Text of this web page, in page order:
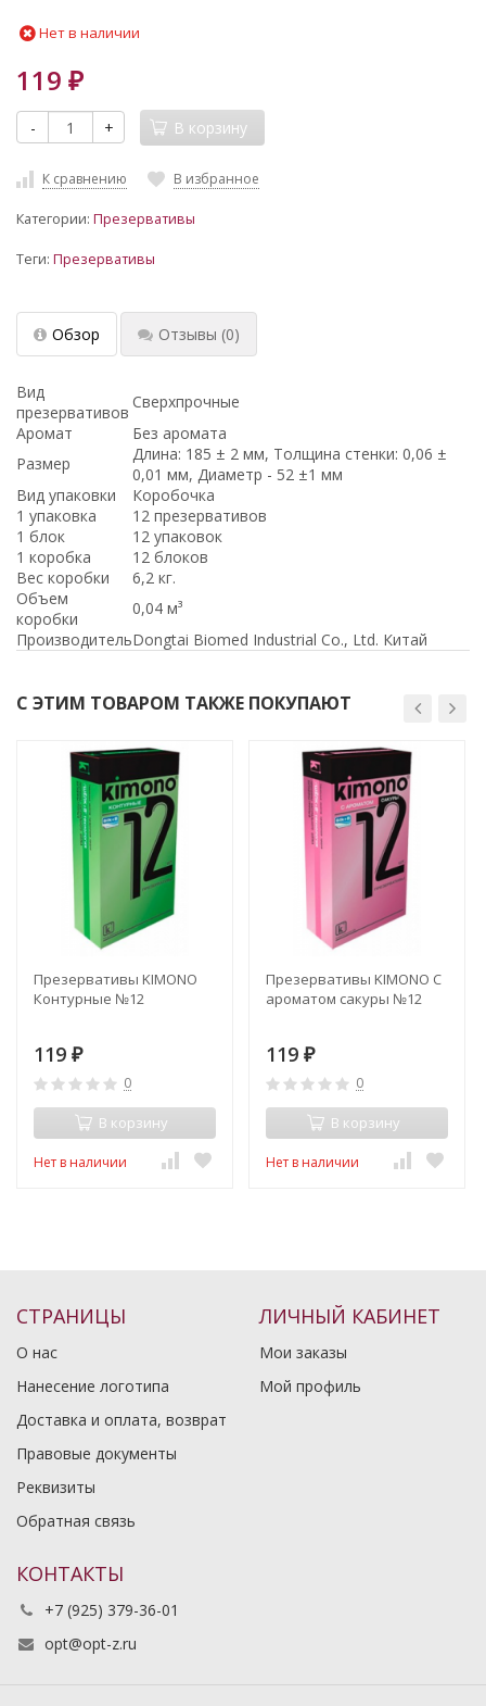
Нет в наличии
119 ₽
- + В корзину
К сравнению В избранное
Категории: Презервативы
Теги: Презервативы
Обзор Отзывы (0)
Вид
презервативов
Сверхпрочные
Аромат
Без аромата
Размер
Длина: 185 ± 2 мм, Толщина стенки: 0,06 ±
0,01 мм, Диаметр - 52 ±1 мм
Вид упаковки
Коробочка
1 упаковка
12 презервативов
1 блок
12 упаковок
1 коробка
12 блоков
Вес коробки
6,2 кг.
Объем
коробки
0,04 м³
ПроизводительDongtai Biomed Industrial Co., Ltd. Китай
С ЭТИМ ТОВАРОМ ТАКЖЕ ПОКУПАЮТ
Презервативы KIMONO
Контурные №12
119 ₽
0
В корзину
Нет в наличии
Презервативы KIMONO С
ароматом сакуры №12
119 ₽
0
В корзину
Нет в наличии
СТРАНИЦЫ
О нас
Нанесение логотипа
Доставка и оплата, возврат
Правовые документы
Реквизиты
Обратная связь
ЛИЧНЫЙ КАБИНЕТ
Мои заказы
Мой профиль
КОНТАКТЫ
+7 (925) 379-36-01
opt@opt-z.ru